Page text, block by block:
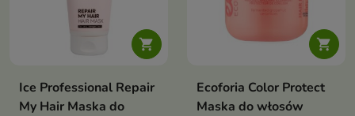

Ice Professional Repair
My Hair Maska do

Ecoforia Color Protect
Maska do włosów